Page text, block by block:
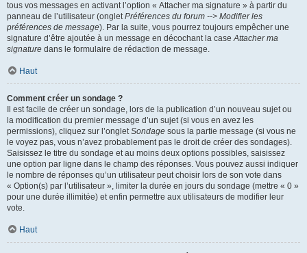
tous vos messages en activant l’option « Attacher ma signature » à partir du
panneau de l’utilisateur (ongletPréférences du forum --> Modifier les
préférences de message). Par la suite, vous pourrez toujours empêcher une
signature d’être ajoutée à un message en décochant la caseAttacher ma
signature dans le formulaire de rédaction de message.
Haut
Comment créer un sondage ?
Il est facile de créer un sondage, lors de la publication d’un nouveau sujet ou
la modification du premier message d’un sujet (si vous en avez les
permissions), cliquez sur l’ongletSondage sous la partie message (si vous ne
le voyez pas, vous n’avez probablement pas le droit de créer des sondages).
Saisissez le titre du sondage et au moins deux options possibles, saisissez
une option par ligne dans le champ des réponses. Vous pouvez aussi indiquer
le nombre de réponses qu’un utilisateur peut choisir lors de son vote dans
« Option(s) par l’utilisateur », limiter la durée en jours du sondage (mettre « 0 »
pour une durée illimitée) et enfin permettre aux utilisateurs de modifier leur
vote.
Haut